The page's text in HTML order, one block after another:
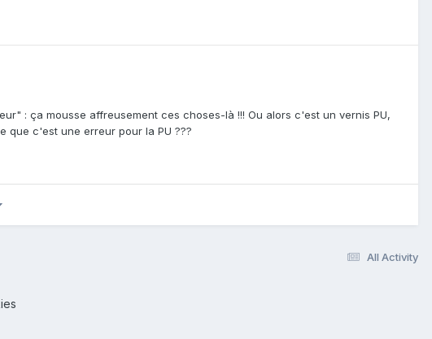
: ça mousse affreusement ces choses-là !!! Ou alors c'est un vernis PU,
que c'est une erreur pour la PU ???
All Activity